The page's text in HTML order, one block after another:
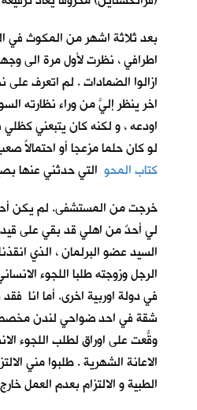
بعد ثلاثة اشهر من المكوث في
اطرافي ، نظرت لأول مرة الى
ازالوا الضمادات . لم اتعرف
اخر ينظر إليَّ من وراء نظارته
اودعه ، و لكنه كان يتبعني
لو كان حلما مزعجا أو احتمالاً
كتاب المحو التي حدثني عنها
خرجت من المستشفى. لم يكن
لي أحدٌ من اهلي قد بقي على
السيد عضو البرلمان ، الذي
الرجل وزوجته طلبا اللجوء
في دولة اوربية اخرى. أما انا
شقة في احد ضواحي لندن
وقّعتُ على اوراق لطلب اللجوء
الاعانة الشهرية . طلبوا مني
الطبية و الالتزام بعدم العمل